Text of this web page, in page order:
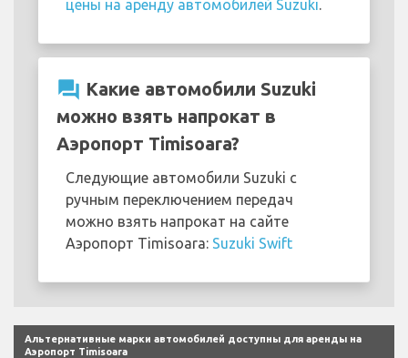
цены на аренду автомобилей Suzuki
question_answer Какие автомобили Suzuki
можно взять напрокат в
Аэропорт Timisoara?
Следующие автомобили Suzuki с
ручным переключением передач
можно взять напрокат на сайте
Аэропорт Timisoara: Suzuki Swift
Альтернативные марки автомобилей доступны для аренды на
Аэропорт Timisoara